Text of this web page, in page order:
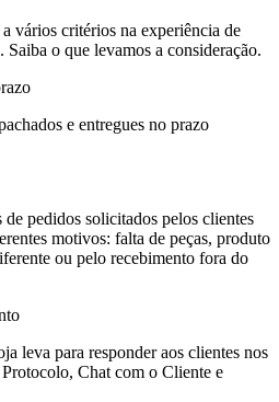
vários critérios na experiência de
o que levamos a consideração.
e entregues no prazo
de pedidos solicitados pelos clientes
motivos: falta de peças, produto
ou pelo recebimento fora do
leva para responder aos clientes nos
Chat com o Cliente e